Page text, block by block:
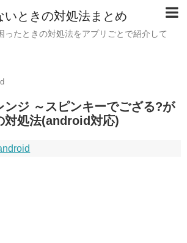
いときの対処法まとめ
ったときの対処法をアプリごとで紹介して
ンジ ～スピンキーでござる?が
対処法(android対応)